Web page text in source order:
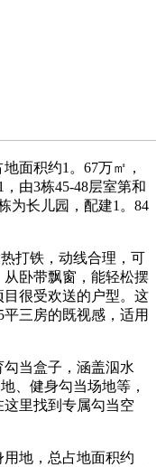
面积约1。67万㎡，
由3栋45-48层室第和
为长儿园，配建1。84
打铁，动线合理，可
卧带飘窗，能轻松摆
很受欢送的户型。这
三房的既视感，适用
当盒子，涵盖泅水
、健身勾当场地等，
里找到专属勾当空
地，总占地面积约